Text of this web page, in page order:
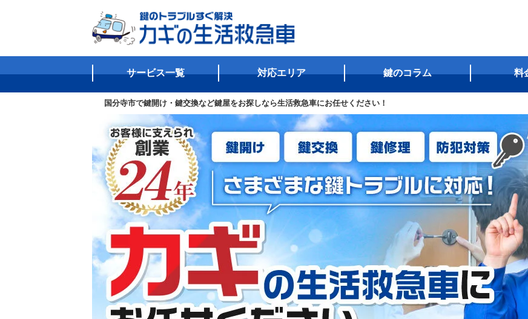
サービス一覧 対応エリア 鍵のコラム 料
国分寺市で鍵開け・鍵交換など鍵屋をお探しなら生活救急車にお任せください！